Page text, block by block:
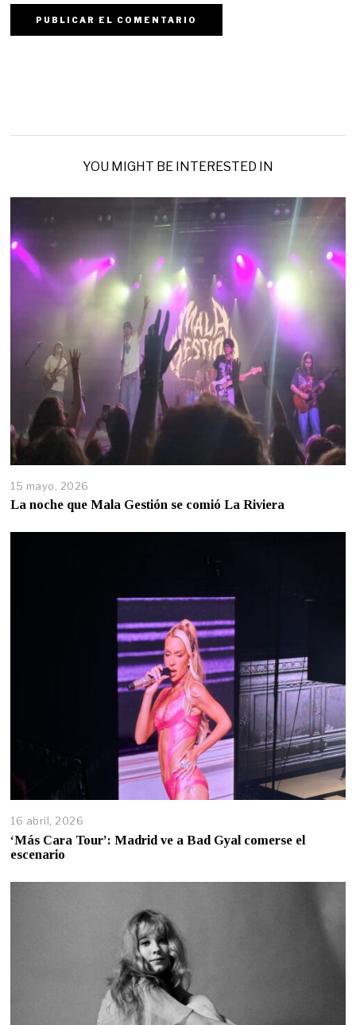
YOU MIGHT BE INTERESTED IN
15 mayo, 2026
La noche que Mala Gestión se comió La Riviera
16 abril, 2026
‘Más Cara Tour’: Madrid ve a Bad Gyal comerse el
escenario